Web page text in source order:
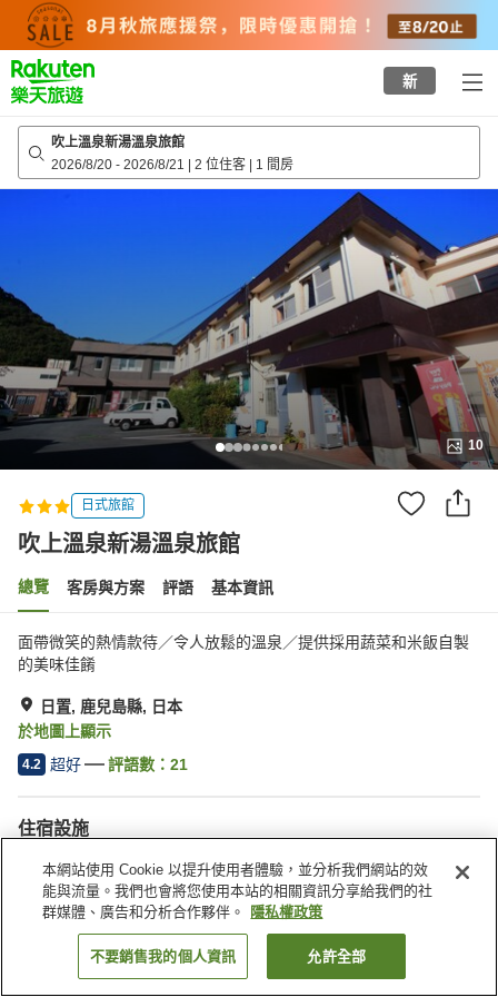
top
page
新
吹上溫泉新湯溫泉旅館
2026/8/20 - 2026/8/21 | 2 位住客 | 1 間房
10
日式旅館
吹上溫泉新湯溫泉旅館
總覽 客房與方案 評語 基本資訊
面帶微笑的熱情款待／令人放鬆的溫泉／提供採用蔬菜和米飯自製
的美味佳餚
日置, 鹿兒島縣, 日本
於地圖上顯示
4.2 超好 評語數： 21
住宿設施
停車場
三溫暖
自動販賣機
宴會廳
找客房
本網站使用 Cookie 以提升使用者體驗，並分析我們網站的效
能與流量。我們也會將您使用本站的相關資訊分享給我們的社
群媒體、廣告和分析合作夥伴。
隱私權政策
不要銷售我的個人資訊 允許全部